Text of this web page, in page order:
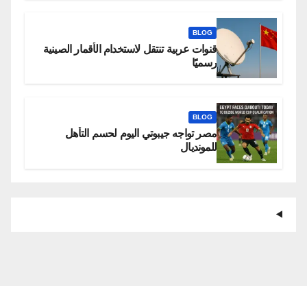
BLOG
قنوات عربية تنتقل لاستخدام الأقمار الصينية
رسميًا
BLOG
مصر تواجه جيبوتي اليوم لحسم التأهل
للمونديال